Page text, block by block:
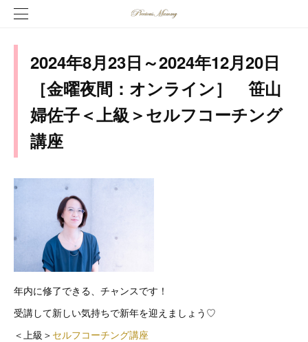
2024年8月23日～2024年12月20日
［金曜夜間：オンライン］ 笹山
婦佐子＜上級＞セルフコーチング
講座
年内に修了できる、チャンスです！
受講して新しい気持ちで新年を迎えましょう♡
＜上級＞ セルフコーチング講座